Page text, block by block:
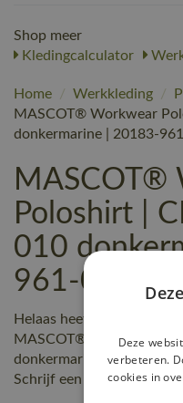
Shop meer
Kledingcalculator
Home / Werkkleding /
MASCOT® Workwear
donkermarine | 20183-
MASCOT®
Poloshirt |
010
961-010
Helaas heeft nog niemand
MASCOT® Workwear
donkermarine | 20183-
Schrijf een review!
Deze
verbeteren.
cookies in